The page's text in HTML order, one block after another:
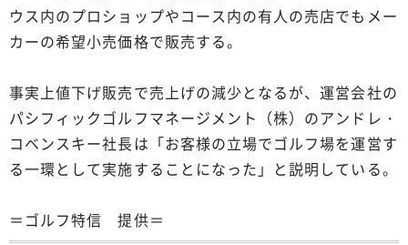
ウス内のプロショップやコース内の有人の売店でもメー
カーの希望小売価格で販売する。
事実上値下げ販売で売上げの減少となるが、運営会社の
パシフィックゴルフマネージメント（株）のアンドレ・
コベンスキー社長は「お客様の立場でゴルフ場を運営す
る一環として実施することになった」と説明している。
＝ゴルフ特信 提供＝